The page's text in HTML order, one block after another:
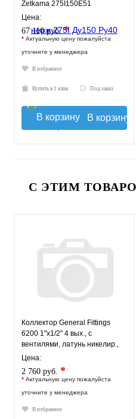
Zetkama 275I150E51
Цена:
67 110 руб.*
* Актуальную цену пожалуйста
уточните у менеджера
В избранное
Купить в 1 клик Под заказ
В корзину
С ЭТИМ
Коллектор General Fittings
6200 1"х1/2" 4 вых., c
вентилями, латунь никелир.,
красный регулятор
Цена:
2 760 руб. *
* Актуальную цену пожалуйста
уточните у менеджера
В избранное